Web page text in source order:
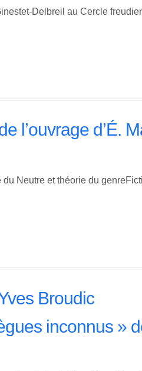
Delbreil au Cercle
l’ouvrage d’É.
Neutre et théorie du
Broudic
inconnus »